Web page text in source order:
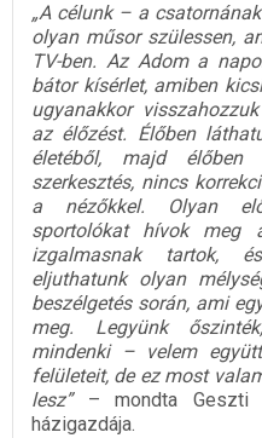
„A célunk – a
olyan műsor szülessen,
TV-ben. Az Adom a
bátor kísérlet, amiben
ugyanakkor
az élőzést. Élőben
életéből, majd élőben
szerkesztés, nincs
a nézőkkel. Olyan
sportolókat hívok meg
izgalmasnak tartok,
eljuthatunk olyan
beszélgetés során, ami
meg. Legyünk
mindenki – velem
felületeit, de ez most
lesz”– mondta Geszti
házigazdája.